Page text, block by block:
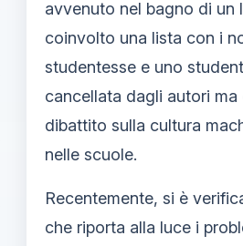
avvenuto nel bagno di un
coinvolto una lista con i
studentesse e uno
cancellata dagli autori
dibattito sulla cultura
nelle scuole.
Recentemente, si è
che riporta alla luce i